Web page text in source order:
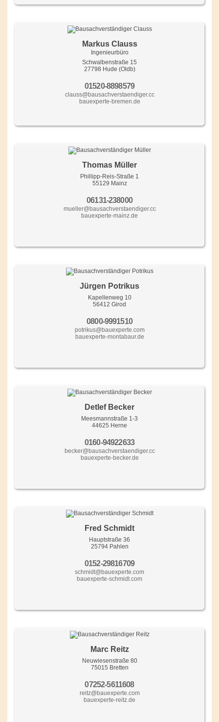
Markus Clauss
Ingenieurbüro
Schwalbenstraße 15
27798 Hude (Oldb)
01520-8898579
clauss@bausachverstaendiger.cc
bauexperte-bremen.de
Thomas Müller
Phillipp-Reis-Straße 1
55129 Mainz
06131-238000
mueller@bausachverstaendiger.cc
bauexperte-mainz.de
Jürgen Potrikus
Kapellenweg 10
56412 Girod
0800-9991510
potrikus@bauexperte.com
bauexperte-montabaur.de
Detlef Becker
Meesmannstraße 1-3
44625 Herne
0160-94922633
becker@bausachverstaendiger.cc
bauexperte-becker.de
Fred Schmidt
Hauptstraße 36
25794 Pahlen
0152-29816709
schmidt@bauexperte.com
bauexperte-schmidt.com
Marc Reitz
Neuwiesenstraße 80
75015 Bretten
07252-5611608
reitz@bauexperte.com
bauexperte-reitz.de